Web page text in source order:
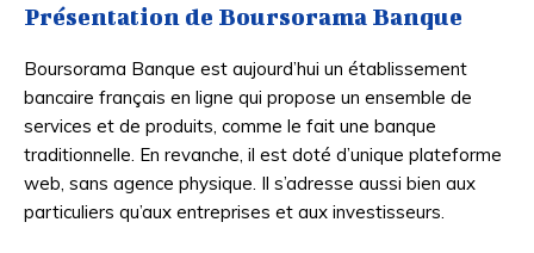
Présentation de Boursorama Banque
Boursorama Banque est aujourd’hui un établissement
bancaire français en ligne qui propose un ensemble de
services et de produits, comme le fait une banque
traditionnelle. En revanche, il est doté d’unique plateforme
web, sans agence physique. Il s’adresse aussi bien aux
particuliers qu’aux entreprises et aux investisseurs.